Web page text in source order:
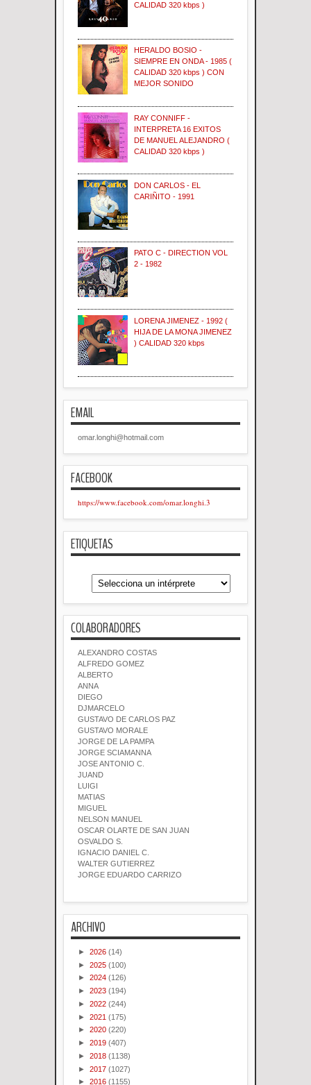
CALIDAD 320 kbps )
HERALDO BOSIO -
SIEMPRE EN ONDA - 1985 (
CALIDAD 320 kbps ) CON
MEJOR SONIDO
RAY CONNIFF -
INTERPRETA 16 EXITOS
DE MANUEL ALEJANDRO (
CALIDAD 320 kbps )
DON CARLOS - EL
CARIÑITO - 1991
PATO C - DIRECTION VOL
2 - 1982
LORENA JIMENEZ - 1992 (
HIJA DE LA MONA JIMENEZ
) CALIDAD 320 kbps
EMAIL
omar.longhi@hotmail.com
FACEBOOK
https://www.facebook.com/omar.longhi.3
ETIQUETAS
COLABORADORES
ALEXANDRO COSTAS
ALFREDO GOMEZ
ALBERTO
ANNA
DIEGO
DJMARCELO
GUSTAVO DE CARLOS PAZ
GUSTAVO MORALE
JORGE DE LA PAMPA
JORGE SCIAMANNA
JOSE ANTONIO C.
JUAND
LUIGI
MATIAS
MIGUEL
NELSON MANUEL
OSCAR OLARTE DE SAN JUAN
OSVALDO S.
IGNACIO DANIEL C.
WALTER GUTIERREZ
JORGE EDUARDO CARRIZO
ARCHIVO
► 2026 (14)
► 2025 (100)
► 2024 (126)
► 2023 (194)
► 2022 (244)
► 2021 (175)
► 2020 (220)
► 2019 (407)
► 2018 (1138)
► 2017 (1027)
► 2016 (1155)